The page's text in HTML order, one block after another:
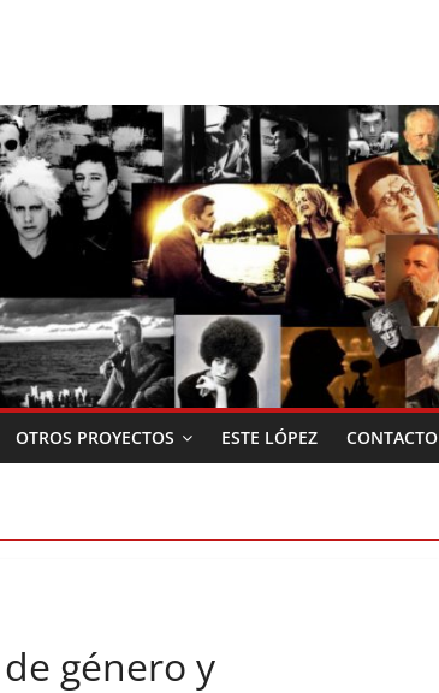
OTROS PROYECTOS ESTE LÓPEZ CONTACTO
género y